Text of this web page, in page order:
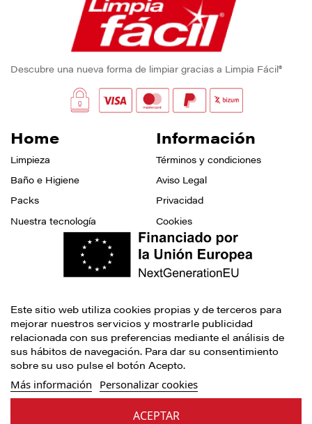
Descubre una nueva forma de limpiar gracias a Limpia Fácil®
Home
Limpieza
Baño e Higiene
Packs
Nuestra tecnología
Información
Términos y condiciones
Aviso Legal
Privacidad
Cookies
Este sitio web utiliza cookies propias y de terceros para
mejorar nuestros servicios y mostrarle publicidad
relacionada con sus preferencias mediante el análisis de
sus hábitos de navegación. Para dar su consentimiento
sobre su uso pulse el botón Acepto.
Más información
Personalizar cookies
ACEPTAR